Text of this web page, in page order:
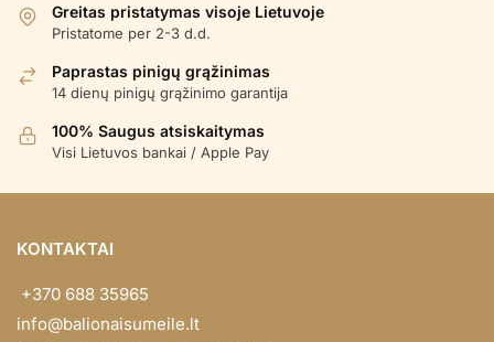
Greitas pristatymas visoje Lietuvoje
Pristatome per 2-3 d.d.
Paprastas pinigų grąžinimas
14 dienų pinigų grąžinimo garantija
100% Saugus atsiskaitymas
Visi Lietuvos bankai / Apple Pay
KONTAKTAI
+370 688 35965
info@balionaisumeile.lt